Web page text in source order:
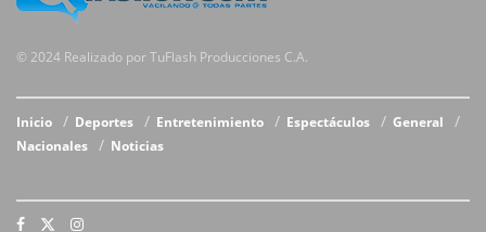
© 2024 Realizado por TuFlash Producciones C.A.
Inicio Deportes Entretenimiento Espectáculos
General
Nacionales
Noticias